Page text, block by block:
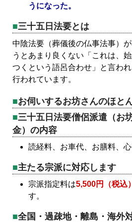
うになった。
三十五日法要とは
中陰法要（葬儀後の仏事法事）
うとあまり良くない「これは、
つくという語呂合わせ」と言わ
行われています。
お伺いするお坊さんのほと
三十五日法要僧侶派遣（お
金）の内容
読経料、お車代、お膳料、
主たる宗派に対応します
宗派指定料は5,500円（税込）
す。
全国・過疎地・離島・海外